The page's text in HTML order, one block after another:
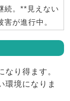
続。**見えない
害が進行中。
り得ます。
環境になりま